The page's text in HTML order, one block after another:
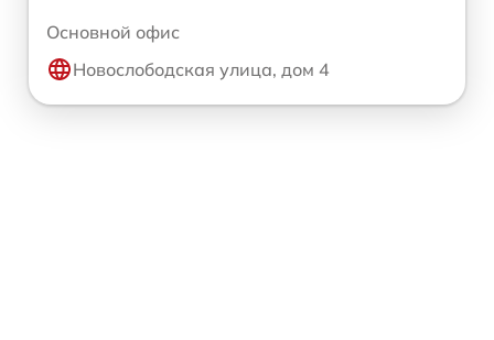
Основной офис
Новослободская улица, дом 4